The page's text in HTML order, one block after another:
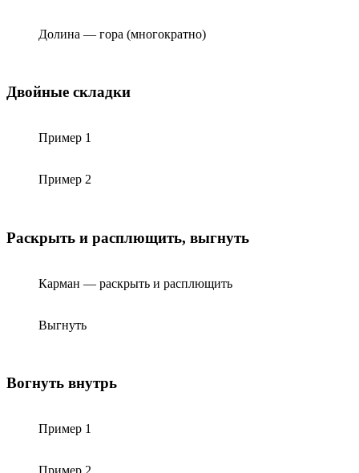
Долина — гора (многократно)
Двойные складки
Пример 1
Пример 2
Раскрыть и расплющить, выгнуть
Карман — раскрыть и расплющить
Выгнуть
Вогнуть внутрь
Пример 1
Пример 2